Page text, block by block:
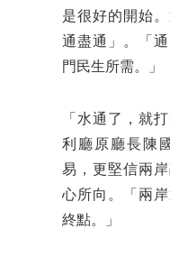
是很好的開始
通盡通」。「
門民生所需。」
「水通了，就
利廳原廳長陳
易，更堅信兩
心所向。「兩
終點。」